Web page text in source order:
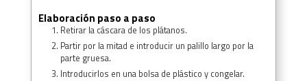
Elaboración paso a paso
Retirar la cáscara de los plátanos.
Partir por la mitad e introducir un palillo largo por la
parte gruesa.
Introducirlos en una bolsa de plástico y congelar.